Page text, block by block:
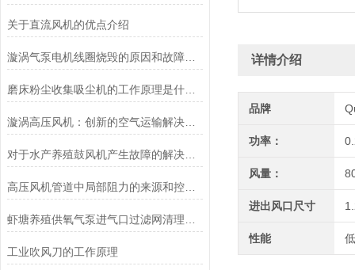
关于直流风机的优点介绍
漩涡气泵电机线圈烧毁的原因和故障普及
磨床粉尘收集吸尘机的工作原理是什么？
漩涡高压风机：创新的空气运输解决方案
对于水产养殖鼓风机产生故障的解决办法
高压风机管道中局部阻力的来源和控制措施
工业吹风刀的工作原理
详情介绍
品牌
功率：
风量：
进出风口尺寸
性能